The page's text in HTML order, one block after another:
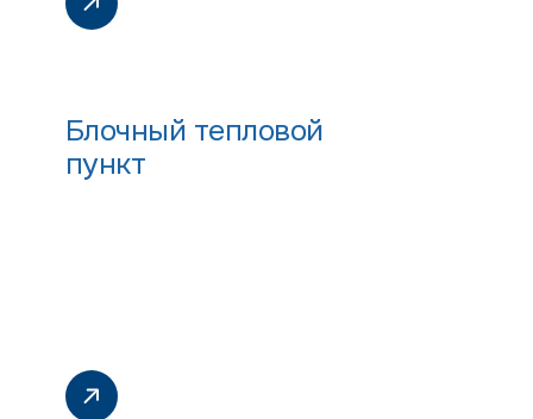
Блочный тепловой
пункт